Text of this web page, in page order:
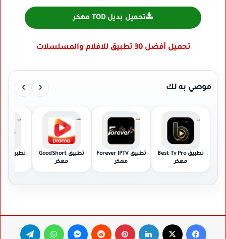
تحميل بديل TOD مهكر
تحميل أفضل 30 تطبيق للافلام والمسلسلات
موصي به لك ‹
›
تطبيق Best Tv Pro
مهكر
تطبيق Forever IPTV
مهكر
تطبيق GoodShort
مهكر
فيسبوك لينكدإن بينتيريست ماسنجر واتساب